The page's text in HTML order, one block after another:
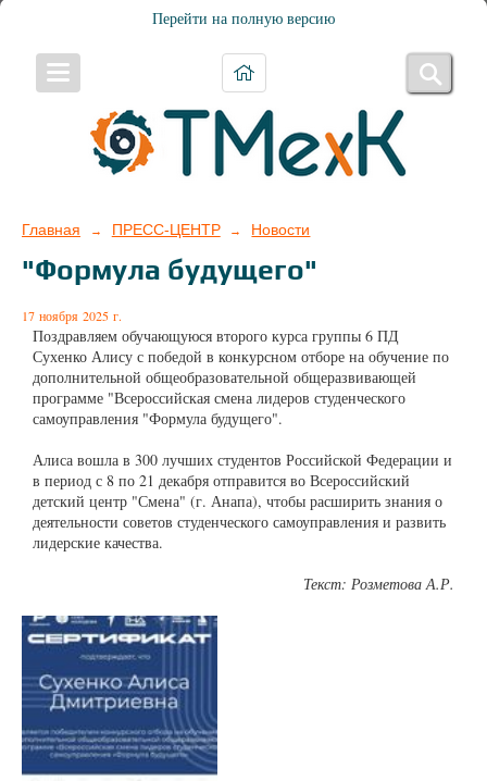
Перейти на полную версию
Главная → ПРЕСС-ЦЕНТР → Новости
"Формула будущего"
17 ноября 2025 г.
Поздравляем обучающуюся второго курса группы 6 ПД
Сухенко Алису с победой в конкурсном отборе на обучение по
дополнительной общеобразовательной общеразвивающей
программе "Всероссийская смена лидеров студенческого
самоуправления "Формула будущего".
Алиса вошла в 300 лучших студентов Российской Федерации и
в период с 8 по 21 декабря отправится во Всероссийский
детский центр "Смена" (г. Анапа), чтобы расширить знания о
деятельности советов студенческого самоуправления и развить
лидерские качества.
Текст: Розметова А.Р.